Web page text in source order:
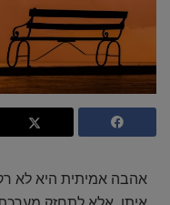
אהבה אמיתית היא לא